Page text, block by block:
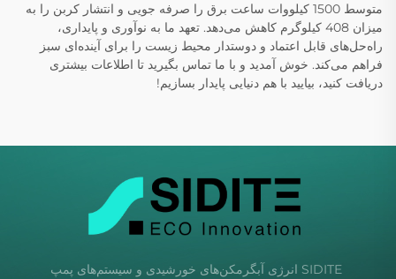
متوسط 1500 کیلووات ساعت برق را صرفه جویی و انتشار کربن را به
میزان 408 کیلوگرم کاهش می‌دهد. تعهد ما به نوآوری و پایداری،
راه‌حل‌های قابل اعتماد و دوستدار محیط زیست را برای آینده‌ای سبز
فراهم می‌کند. خوش آمدید و با ما تماس بگیرید تا اطلاعات بیشتری
دریافت کنید، بیایید با هم دنیایی پایدار بسازیم!
SIDITE انرژی آبگرمکن‌های خورشیدی و سیستم‌های پمپ